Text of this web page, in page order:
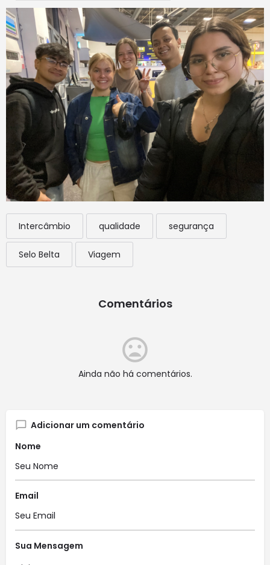
Intercâmbio qualidade segurança
Selo Belta Viagem
Comentários
Ainda não há comentários.
Adicionar um comentário
Nome
Email
Sua Mensagem